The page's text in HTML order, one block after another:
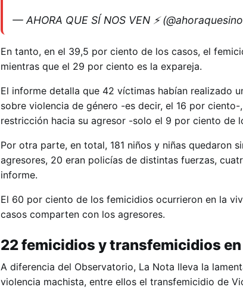
— AHORA QUE SÍ NOS VEN ⚡️
En tanto, en el 39,5 por ciento de los casos, el
mientras que el 29 por ciento es la expareja.
El informe detalla que 42 víctimas habían realizado
sobre violencia de género -es decir, el 16 por
restricción hacia su agresor -solo el 9 por ciento de
Por otra parte, en total, 181 niños y niñas quedaron
agresores, 20 eran policías de distintas fuerzas,
informe.
El 60 por ciento de los femicidios ocurrieron en la
casos comparten con los agresores.
22 femicidios y transfemicidios en
A diferencia del Observatorio, La Nota lleva la
violencia machista, entre ellos el transfemicidio de